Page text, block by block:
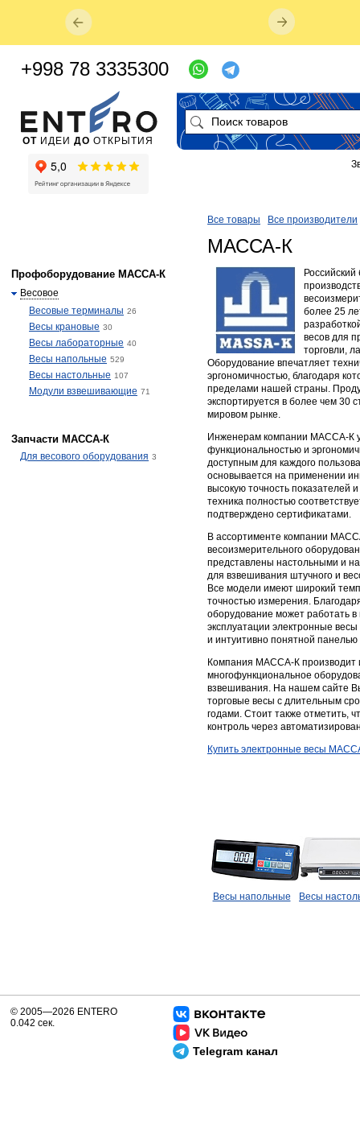
Все товары Все производители
МАССА-К
более 25
весов для
торговли,
Оборудование впечатляет
эргономичностью, благодаря
пределами нашей страны.
экспортируется в более чем 30
мировом рынке.
Инженерам компании МАССА-К
функциональностью и
доступным для каждого
основывается на применении
высокую точность показателей
техника полностью
подтверждено сертификатами.
В ассортименте компании
весоизмерительного
представлены настольными и
для взвешивания штучного и
Все модели имеют широкий
точностью измерения.
оборудование может работать
эксплуатации электронные
и интуитивно понятной
Компания МАССА-К производит
многофункциональное
взвешивания. На нашем сайте
торговые весы с длительным
годами. Стоит также отметить,
контроль через
Купить электронные весы
Весы напольные Весы
Профоборудование МАССА-К
Весовое
Весовые терминалы 26
Весы крановые 30
Весы лабораторные 40
Весы напольные 529
Весы настольные 107
Модули взвешивающие 71
Запчасти МАССА-К
Для весового оборудования 3
ОТ ИДЕИ ДО ОТКРЫТИЯ
+998 78 3335300
Telegram канал
© 2005—2026 ENTERO
0.042 сек.